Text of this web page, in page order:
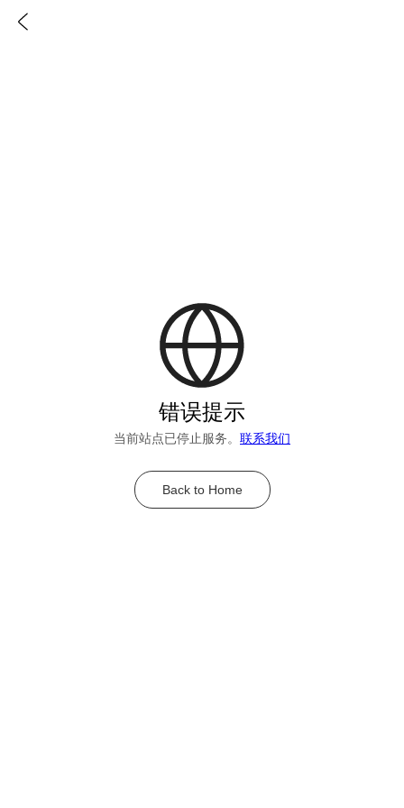
错误提示
当前站点已停止服务。 联系我们
Back to Home